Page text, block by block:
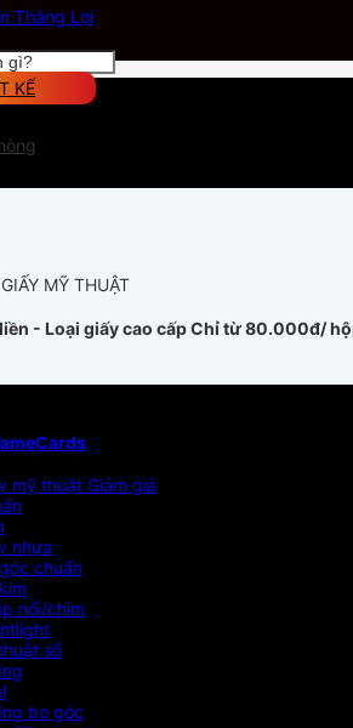
KẾ
MỸ THUẬT
- Loại giấy cao cấpChỉ từ 80.000đ/
mỹ thuật
nhựa
chuẩn
nổi/chìm
số
bo góc